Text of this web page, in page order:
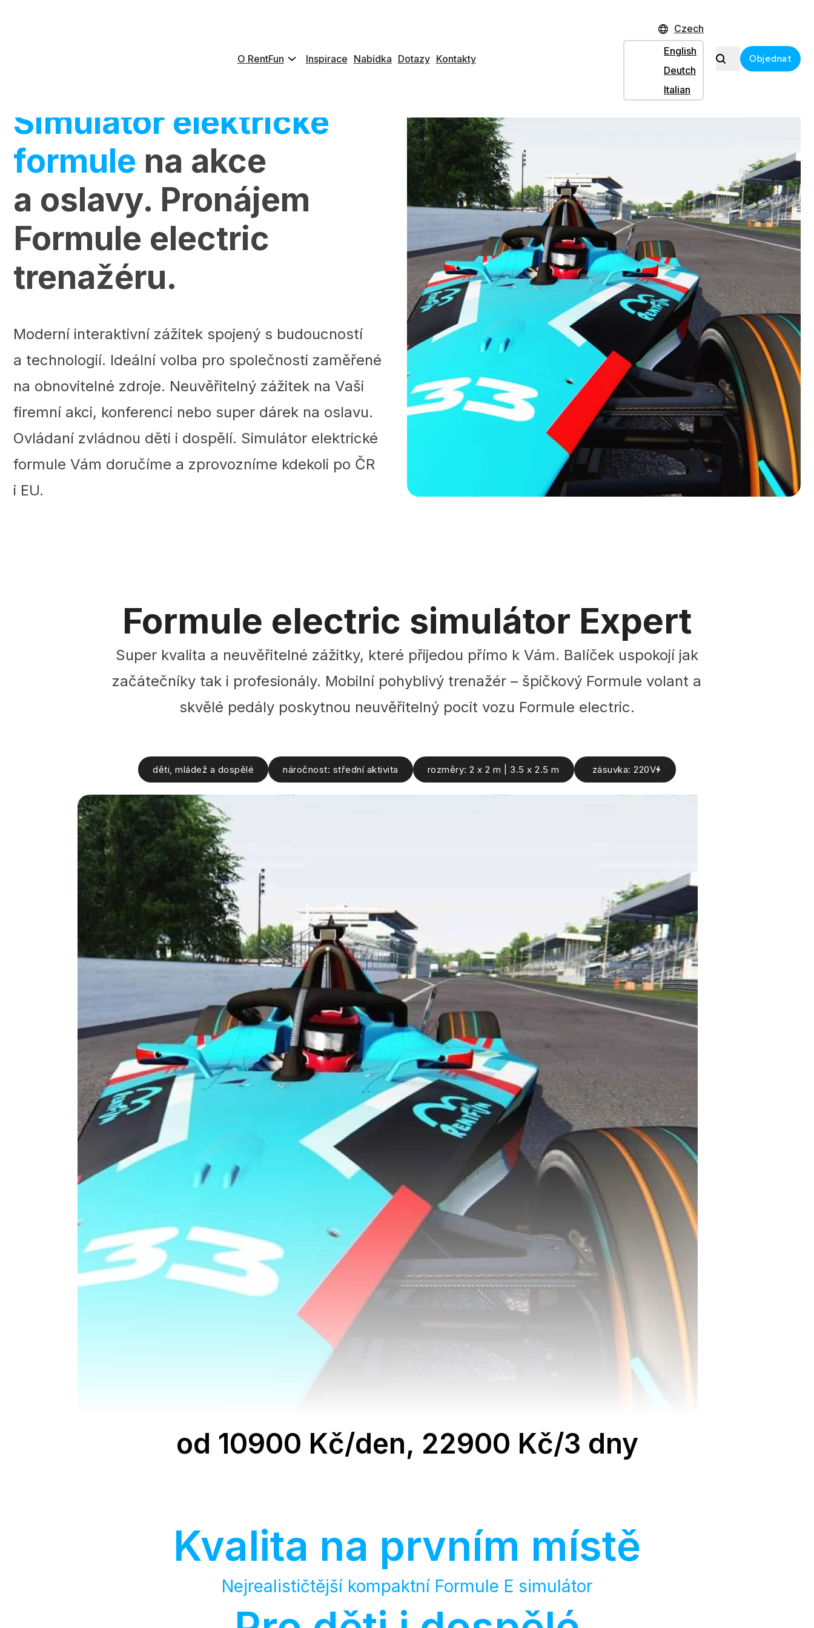
O RentFun Inspirace Nabídka Dotazy Kontakty
Czech
English
Deutch
Italian
Objednat
Simulátor elektrické
formule na akce
a oslavy. Pronájem
Formule electric
trenažéru.
Moderní interaktivní zážitek spojený s budoucností
a technologií. Ideální volba pro společnosti zaměřené
na obnovitelné zdroje. Neuvěřitelný zážitek na Vaši
firemní akci, konferenci nebo super dárek na oslavu.
Ovládaní zvládnou děti i dospělí. Simulátor elektrické
formule Vám doručíme a zprovozníme kdekoli po ČR
i EU.
Formule electric simulátor Expert
Super kvalita a neuvěřitelné zážitky, které přijedou přímo k Vám. Balíček uspokojí jak
začátečníky tak i profesionály. Mobilní pohyblivý trenažér – špičkový Formule volant a
skvělé pedály poskytnou neuvěřitelný pocit vozu Formule electric.
děti, mládež a dospělé náročnost: střední aktivita rozměry: 2 x 2 m | 3.5 x 2.5 m zásuvka: 220V
od 10900 Kč/den, 22900 Kč/3 dny
Kvalita na prvním místě
Nejrealističtější kompaktní Formule E simulátor